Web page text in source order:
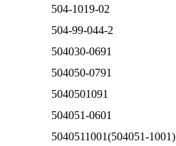
504-1019-02
504-99-044-2
504030-0691
504050-0791
5040501091
504051-0601
5040511001(504051-1001)